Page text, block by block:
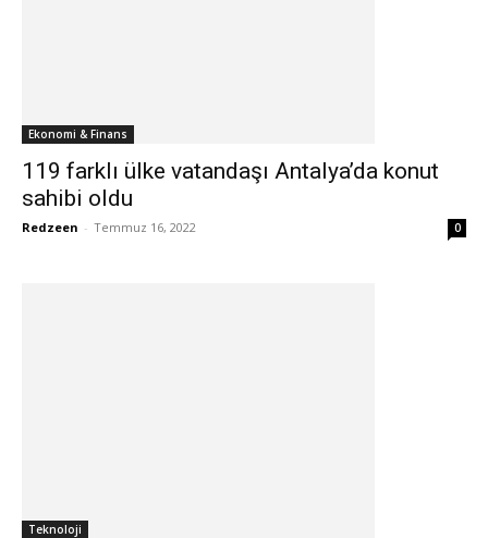
Ekonomi & Finans
119 farklı ülke vatandaşı Antalya’da konut
sahibi oldu
Redzeen - Temmuz 16, 2022 0
Teknoloji